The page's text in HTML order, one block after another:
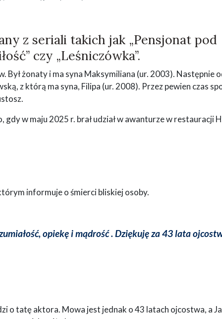
z seriali takich jak „Pensjonat pod
czy „Leśniczówka”.
Był żonaty i ma syna Maksymiliana (ur. 2003). Następnie
z którą ma syna, Filipa (ur. 2008). Przez pewien czas
gdy w maju 2025 r. brał udział w awanturze w restauracji
informuje o śmierci bliskiej osoby.
opiekę i mądrość . Dziękuję za 43 lata
o tatę aktora. Mowa jest jednak o 43 latach ojcostwa, a